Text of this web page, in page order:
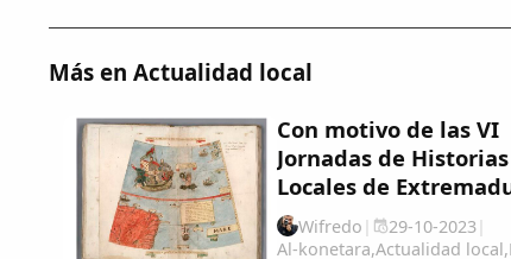
Más en Actualidad local
Con motivo de las VI
Jornadas de Historias
Locales de
Wifredo | 29-10-2023|
Al-konetara,Actualidad local,